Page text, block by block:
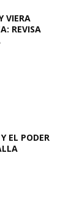
VIERA
REVISA
EL PODER